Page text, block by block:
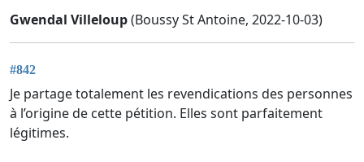
Gwendal Villeloup(Boussy St Antoine, 2022-10-03)
#842
Je partage totalement les revendications des personnes
à l’origine de cette pétition. Elles sont parfaitement
légitimes.